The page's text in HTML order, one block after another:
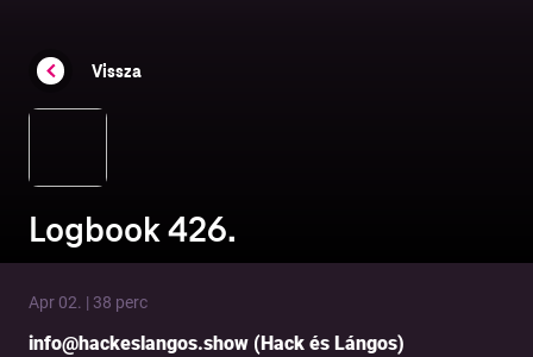
Vissza
Logbook 426.
Apr 02. | 38 perc
info@hackeslangos.show (Hack és Lángos)